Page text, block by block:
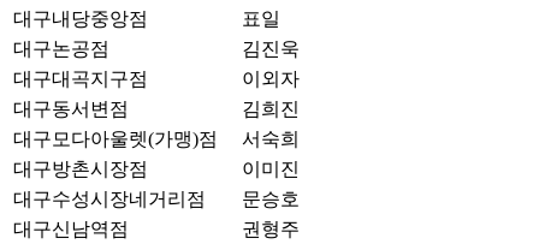
대구내당중앙점
표일
대구논공점
김진욱
대구대곡지구점
이외자
대구동서변점
김희진
대구모다아울렛(가맹)점
서숙희
대구방촌시장점
이미진
대구수성시장네거리점
문승호
대구신남역점
권형주